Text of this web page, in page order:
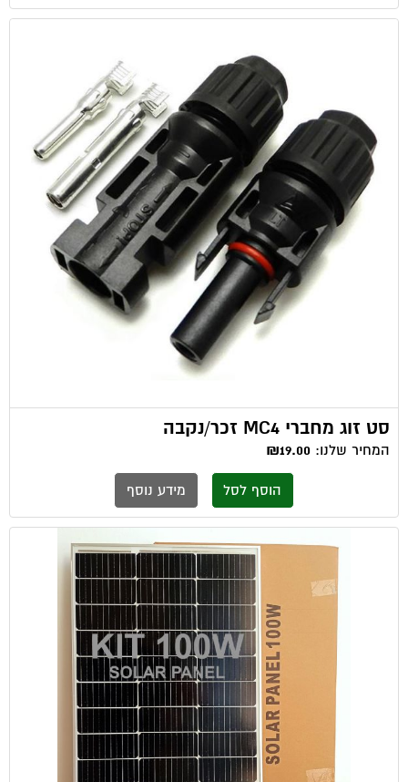
סט זוג מחברי MC4 זכר/נקבה
המחיר שלנו: ₪19.00
הוסף לסל מידע נוסף